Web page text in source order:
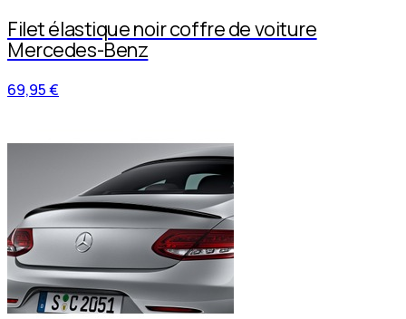
Filet élastique noir coffre de voiture
Mercedes-Benz
69,95 €